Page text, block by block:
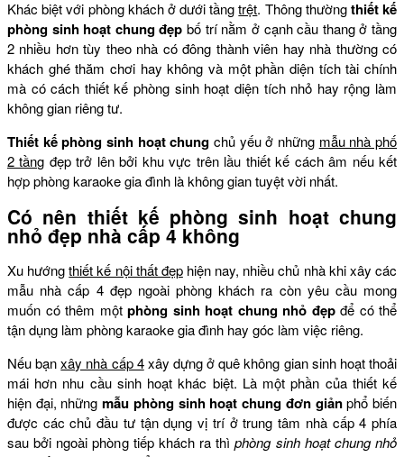
Khác biệt với phòng khách ở dưới tầngtrệt. Thông thườngthiết kế
phòng sinh hoạt chung đẹp bố trí nằm ở cạnh cầu thang ở tầng
2 nhiều hơn tùy theo nhà có đông thành viên hay nhà thường có
khách ghé thăm chơi hay không và một phần diện tích tài chính
mà có cách thiết kế phòng sinh hoạt diện tích nhỏ hay rộng làm
không gian riêng tư.
Thiết kế phòng sinh hoạt chung chủ yếu ở những mẫu nhà phố
2 tầng đẹp trở lên bởi khu vực trên lầu thiết kế cách âm nếu kết
hợp phòng karaoke gia đình là không gian tuyệt vời nhất.
Có nên thiết kế phòng sinh hoạt chung
nhỏ đẹp nhà cấp 4 không
Xu hướngthiết kế nội thất đẹphiện nay, nhiều chủ nhà khi xây các
mẫu nhà cấp 4 đẹp ngoài phòng khách ra còn yêu cầu mong
muốn có thêm một phòng sinh hoạt chung nhỏ đẹpđể có thể
tận dụng làm phòng karaoke gia đình hay góc làm việc riêng.
Nếu bạnxây nhà cấp 4xây dựng ở quê không gian sinh hoạt thoải
mái hơn nhu cầu sinh hoạt khác biệt. Là một phần của thiết kế
hiện đại, nhữngmẫu phòng sinh hoạt chung đơn giảnphổ biến
được các chủ đầu tư tận dụng vị trí ở trung tâm nhà cấp 4 phía
sau bởi ngoài phòng tiếp khách ra thìphòng sinh hoạt chung nhỏ